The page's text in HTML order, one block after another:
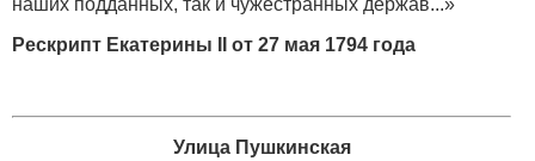
наших подданных, так и чужестранных держав...»
Рескрипт Екатерины II от 27 мая 1794 года
Улица Пушкинская